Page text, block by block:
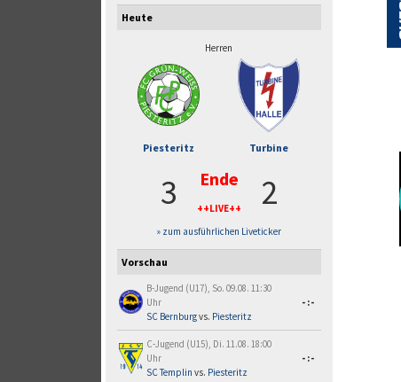
Heute
Herren
Piesteritz Turbine
3 Ende
++LIVE++ 2
» zum ausführlichen Liveticker
Vorschau
B-Jugend (U17), So. 09.08. 11:30
Uhr
SC Bernburgvs. Piesteritz
-:-
C-Jugend (U15), Di. 11.08. 18:00
Uhr
SC Templin vs. Piesteritz
-:-